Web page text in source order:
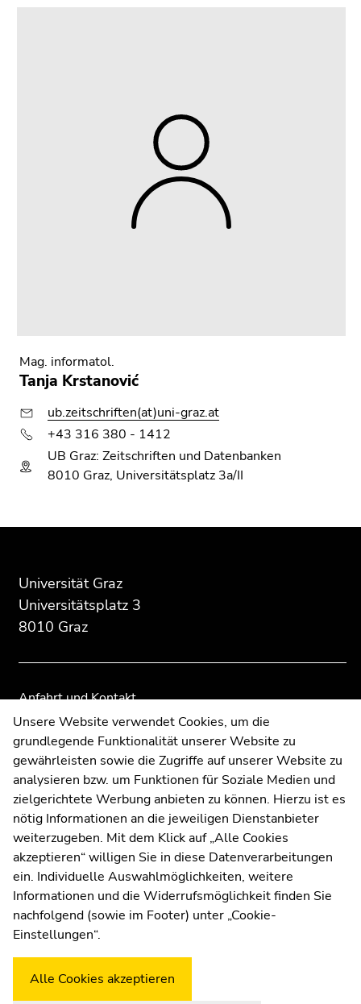
Mag. informatol.
Tanja Krstanović
ub.zeitschriften(at)uni-graz.at
+43 316 380 - 1412
UB Graz: Zeitschriften und Datenbanken
8010 Graz, Universitätsplatz 3a/II
Seitenbereichs:
Zusatzinformationen:
Universität Graz
Universitätsplatz 3
8010 Graz
Anfahrt und Kontakt
Kommunikation und Öffentlichkeitsarbeit
Moodle
UNIGRAZonline
Impressum
Datenschutzerklärung
Cookie-Einstellungen
Barrierefreiheitserklärung
WetterstationUni Graz
Seitenbereichs.
Übersicht
Seitenbereichs.
Übersicht
Unsere Website verwendet Cookies, um die
grundlegende Funktionalität unserer Website zu
gewährleisten sowie die Zugriffe auf unserer Website zu
analysieren bzw. um Funktionen für Soziale Medien und
zielgerichtete Werbung anbieten zu können. Hierzu ist es
nötig Informationen an die jeweiligen Dienstanbieter
weiterzugeben. Mit dem Klick auf „Alle Cookies
akzeptieren“ willigen Sie in diese Datenverarbeitungen
ein. Individuelle Auswahlmöglichkeiten, weitere
Informationen und die Widerrufsmöglichkeit finden Sie
nachfolgend (sowie im Footer) unter „Cookie-
Einstellungen“.
Alle Cookies akzeptieren